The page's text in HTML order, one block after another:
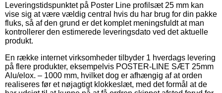
Leveringstidspunktet på Poster Line profilsæt 25 mm kan
vise sig at være vældig central hvis du har brug for din pakke
fluks, så af den grund er det komplet meningsfuldt at man
kontrollerer den estimerede leveringsdato ved det aktuelle
produkt.
En række internet virksomheder tilbyder 1 hverdags levering
på flere produkter, eksempelvis POSTER-LINE SÆT 25mm
Alu/elox. – 1000 mm, hvilket dog er afhængig af at orden
realiseres før et nøjagtigt klokkeslæt, med det formål at de